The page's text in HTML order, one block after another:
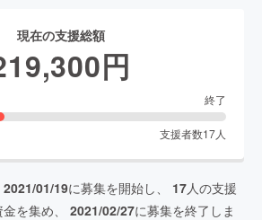
現在の支援総額
円
終了
支援者数17人
2021/01/19に募集を開始し、 17人の支援
を集め、 2021/02/27に募集を終了しま